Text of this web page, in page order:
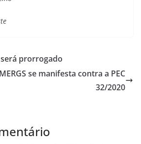
prorrogado
se manifesta contra a PEC
32/2020